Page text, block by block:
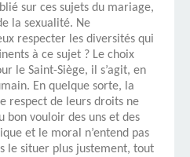
sur ces sujets du mariage,
la sexualité. Ne
respecter les diversités qui
à ce sujet ? Le choix
le Saint-Siège, il s’agit, en
En quelque sorte, la
respect de leurs droits ne
bon vouloir des uns et des
et le moral n’entend pas
le situer plus justement, tout